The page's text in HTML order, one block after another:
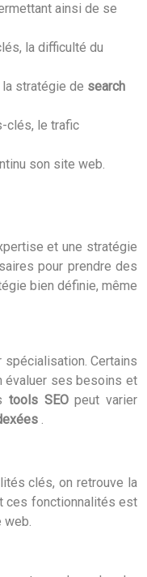
ainsi de se
la difficulté du
stratégie de search
clés, le trafic
son site web.
et une stratégie
pour prendre des
bien définie, même
Certains
évaluer ses besoins et
tools SEOpeut varier
.
clés, on retrouve la
ces fonctionnalités est
web.